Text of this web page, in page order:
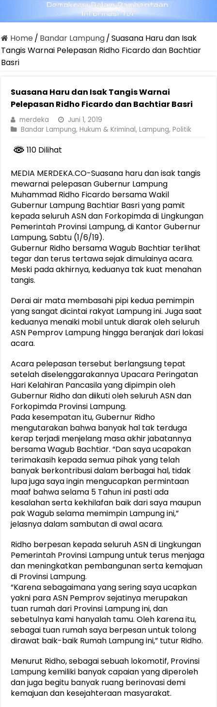
Home / Bandar Lampung/Suasana Haru dan Isak
Tangis Warnai Pelepasan Ridho Ficardo dan Bachtiar
Basri
Suasana Haru dan Isak Tangis Warnai
Pelepasan Ridho Ficardo dan Bachtiar Basri
merdeka
Juni 1, 2019
Bandar Lampung,Hukum & Kriminal,Lampung,Politik
110 Dilihat
MEDIA MERDEKA.CO-Suasana haru dan isak tangis
mewarnai pelepasan Gubernur Lampung
Muhammad Ridho Ficardo bersama Wakil
Gubernur Lampung Bachtiar Basri yang pamit
kepada seluruh ASN dan Forkopimda di Lingkungan
Pemerintah Provinsi Lampung, di Kantor Gubernur
Lampung, Sabtu (1/6/19).
Gubernur Ridho bersama Wagub Bachtiar terlihat
tegar dan terus tertawa sejak dimulainya acara.
Meski pada akhirnya, keduanya tak kuat menahan
tangis.
Derai air mata membasahi pipi kedua pemimpin
yang sangat dicintai rakyat Lampung ini. Juga saat
keduanya menaiki mobil untuk diarak oleh seluruh
ASN Pemprov Lampung hingga beranjak dari lokasi
acara.
Acara pelepasan tersebut berlangsung tepat
setelah diselenggarakannya Upacara Peringatan
Hari Kelahiran Pancasila yang dipimpin oleh
Gubernur Ridho dan diikuti oleh seluruh ASN dan
Forkopimda Provinsi Lampung.
Pada kesempatan itu, Gubernur Ridho
mengutarakan bahwa banyak hal tak terduga
kerap terjadi menjelang masa akhir jabatannya
bersama Wagub Bachtiar. “Dan saya ucapakan
terimakasih kepada semua pihak yang telah
banyak berkontribusi dalam berbagai hal, tidak
lupa juga saya ingin mengucapkan permintaan
maaf bahwa selama 5 Tahun ini pasti ada
kesalahan serta kekhilafan baik dari saya maupun
pak Wagub selama memimpin Lampung ini,”
jelasnya dalam sambutan di awal acara.
Ridho berpesan kepada seluruh ASN di Lingkungan
Pemerintah Provinsi Lampung untuk terus menjaga
dan meningkatkan pembangunan serta kemajuan
di Provinsi Lampung.
“Karena sebagaimana yang sering saya ucapkan
yakni para ASN Pemprov sejatinya merupakan
tuan rumah dari Provinsi Lampung ini, dan
sebetulnya kami hanyalah tamu. Oleh karena itu,
sebagai tuan rumah saya berpesan untuk tolong
dirawat baik-baik Rumah Lampung ini,” tutur Ridho.
Menurut Ridho, sebagai sebuah lokomotif, Provinsi
Lampung kemiliki banyak capaian yang diperoleh
dan juga begitu banyak ruang berinovasi demi
kemajuan dan kesejahteraan masyarakat.